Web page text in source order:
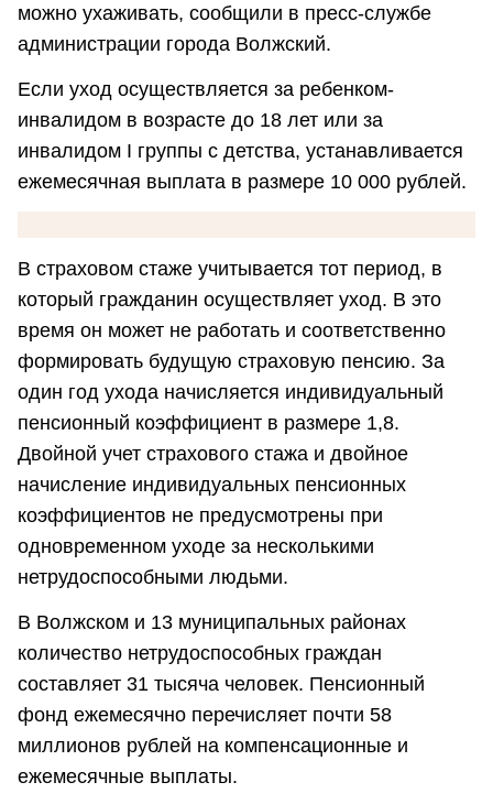
можно ухаживать, сообщили в пресс-службе
администрации города Волжский.
Если уход осуществляется за ребенком-
инвалидом в возрасте до 18 лет или за
инвалидом I группы с детства, устанавливается
ежемесячная выплата в размере 10 000 рублей.
В страховом стаже учитывается тот период, в
который гражданин осуществляет уход. В это
время он может не работать и соответственно
формировать будущую страховую пенсию. За
один год ухода начисляется индивидуальный
пенсионный коэффициент в размере 1,8.
Двойной учет страхового стажа и двойное
начисление индивидуальных пенсионных
коэффициентов не предусмотрены при
одновременном уходе за несколькими
нетрудоспособными людьми.
В Волжском и 13 муниципальных районах
количество нетрудоспособных граждан
составляет 31 тысяча человек. Пенсионный
фонд ежемесячно перечисляет почти 58
миллионов рублей на компенсационные и
ежемесячные выплаты.